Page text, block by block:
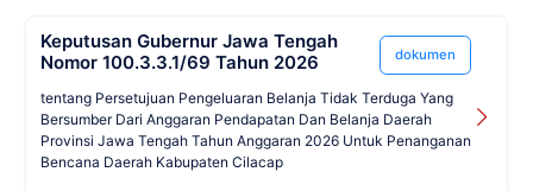
Keputusan Gubernur Jawa Tengah
Nomor 100.3.3.1/69 Tahun 2026
dokumen
tentang Persetujuan Pengeluaran Belanja Tidak Terduga Yang
Bersumber Dari Anggaran Pendapatan Dan Belanja Daerah
Provinsi Jawa Tengah Tahun Anggaran 2026 Untuk Penanganan
Bencana Daerah Kabupaten Cilacap